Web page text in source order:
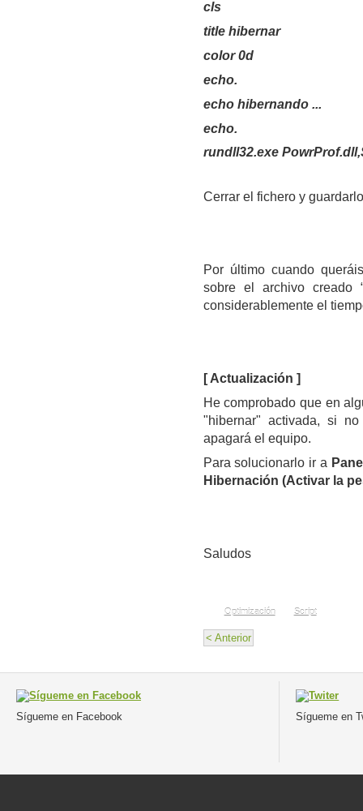
cls
title hibernar
color 0d
echo.
echo hibernando ...
echo.
rundll32.exe
Cerrar el fichero y
Por último cuando
sobre el archivo creado
considerablemente el
[ Actualización ]
He comprobado que en
"hibernar" activada, si
apagará el equipo.
Para solucionarlo ir a
Hibernación (Activar la
Saludos
Optimización Script
< Anterior
Sígueme en Facebook Sígueme en